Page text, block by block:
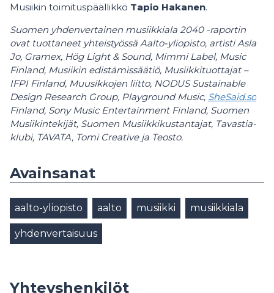
Musiikin toimituspäällikkö Tapio Hakanen.
Suomen yhdenvertainen musiikkiala 2040 -raportin
ovat tuottaneet yhteistyössä Aalto-yliopisto, artisti Asla
Jo, Gramex, Hög Light & Sound, Mimmi Label, Music
Finland, Musiikin edistämissäätiö, Musiikkituottajat –
IFPI Finland, Muusikkojen liitto, NODUS Sustainable
Design Research Group, Playground Music, SheSaid.so
Finland, Sony Music Entertainment Finland, Suomen
Musiikintekijät, Suomen Musiikkikustantajat, Tavastia-
klubi, TAVATA, Tomi Creative ja Teosto.
Avainsanat
aalto-yliopisto aalto musiikki musiikkiala
yhdenvertaisuus
Yhteyshenkilöt